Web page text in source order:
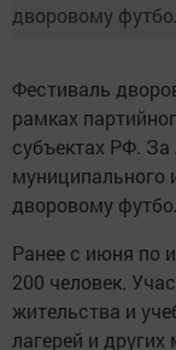
Фестиваль
рамках
субъектах РФ.
муниципального
дворовому
Ранее с июня по
200 человек.
жительства и
лагерей и